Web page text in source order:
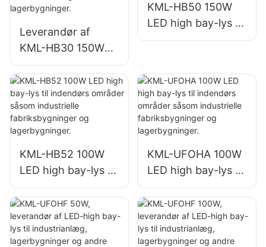
Leverandør af
KML-HB30 150W
LED industri- og
minedriftsbelysning
til indendørs
områder såsom
fitnesscentre og
KML-HB50 150W
LED high bay-lys til
indendørs områder
reparationsværkste
der og
lagerbygninger.
KML-HB52 100W
LED high bay-lys til
indendørs områder
såsom industrielle
fabriksbygninger
og lagerbygninger.
KML-UFOHA 100W
LED high bay-lys til
indendørs områder
såsom industrielle
fabriksbygninger
og lagerbygninger.